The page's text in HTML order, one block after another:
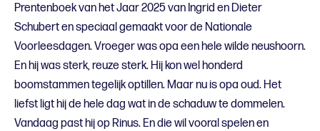
Prentenboek van het Jaar 2025 van Ingrid en Dieter
Schubert en speciaal gemaakt voor de Nationale
Voorleesdagen.Vroeger was opa een hele wilde neushoorn.
En hij was sterk, reuze sterk. Hij kon wel honderd
boomstammen tegelijk optillen. Maar nu is opa oud. Het
liefst ligt hij de hele dag wat in de schaduw te dommelen.
Vandaag past hij op Rinus. En die wil vooral spelen en